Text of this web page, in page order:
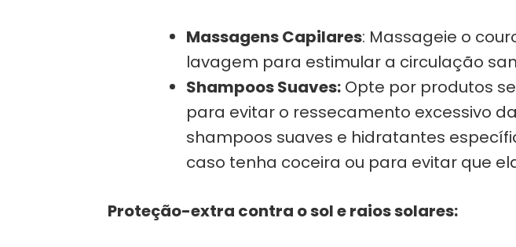
Massagens Capilares: Massageie o
lavagem para estimular a circulação
Shampoos Suaves: Opte por produtos
para evitar o ressecamento excessivo
shampoos suaves e hidratantes
caso tenha coceira ou para evitar que
Proteção-extra contra o sol e raios solares: